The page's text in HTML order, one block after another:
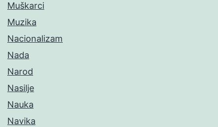
Muškarci
Muzika
Nacionalizam
Nada
Narod
Nasilje
Nauka
Navika